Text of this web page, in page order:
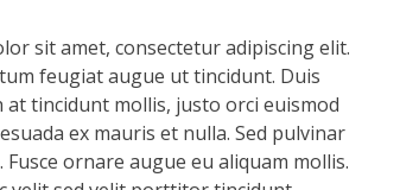
sit amet, consectetur adipiscing elit.
feugiat augue ut tincidunt. Duis
tincidunt mollis, justo orci euismod
ex mauris et nulla. Sed pulvinar
Fusce ornare augue eu aliquam mollis.